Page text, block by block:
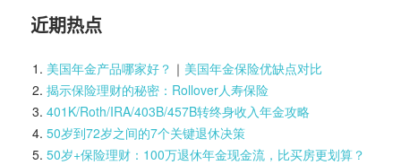
近期热点
美国年金产品哪家好？ ｜ 美国年金保险优缺点对比
揭示保险理财的秘密：Rollover人寿保险
401K/Roth/IRA/403B/457B转终身收入年金攻略
50岁到72岁之间的7个关键退休决策
50岁+保险理财：100万退休年金现金流，比买房更划算？